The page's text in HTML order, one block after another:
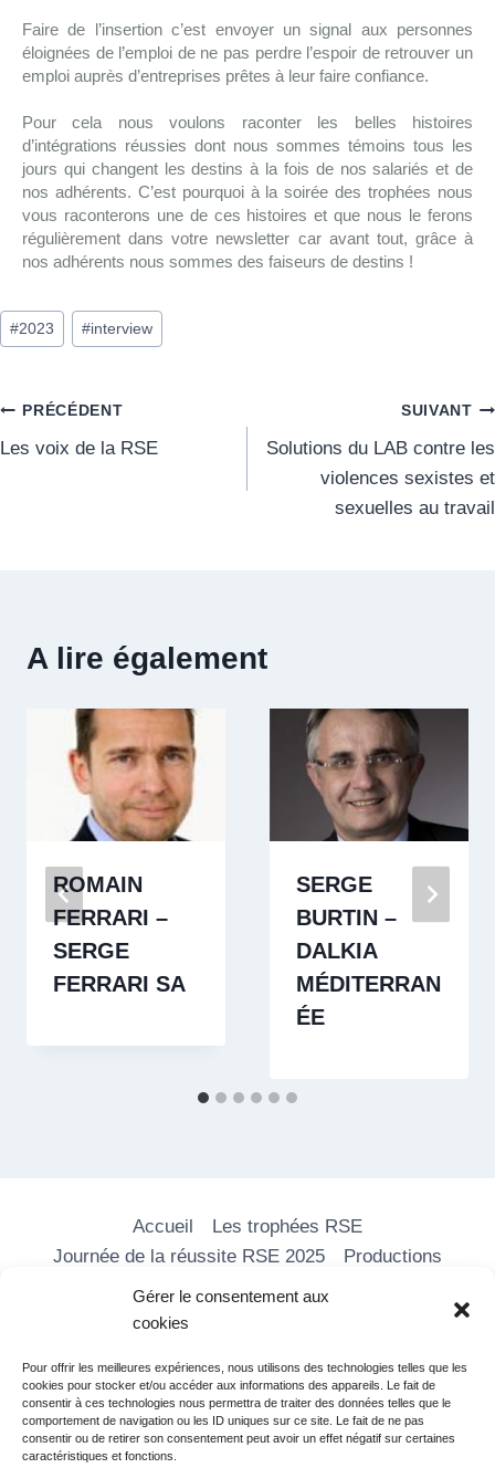
Gérer le consentement aux
cookies
Pour offrir les meilleures expériences, nous utilisons des technologies telles que les
cookies pour stocker et/ou accéder aux informations des appareils. Le fait de
consentir à ces technologies nous permettra de traiter des données telles que le
comportement de navigation ou les ID uniques sur ce site. Le fait de ne pas
consentir ou de retirer son consentement peut avoir un effet négatif sur certaines
caractéristiques et fonctions.
Faire de l’insertion c’est envoyer un signal aux personnes
éloignées de l’emploi de ne pas perdre l’espoir de retrouver un
emploi auprès d’entreprises prêtes à leur faire confiance.
Pour cela nous voulons raconter les belles histoires
d’intégrations réussies dont nous sommes témoins tous les
jours qui changent les destins à la fois de nos salariés et de
nos adhérents. C’est pourquoi à la soirée des trophées nous
vous raconterons une de ces histoires et que nous le ferons
régulièrement dans votre newsletter car avant tout, grâce à
nos adhérents nous sommes des faiseurs de destins !
#2023 #interview
PRÉCÉDENT
Les voix de la RSE
SUIVANT
Solutions du LAB contre les
violences sexistes et
sexuelles au travail
A lire également
ROMAIN
FERRARI –
SERGE
FERRARI SA
SERGE
BURTIN –
DALKIA
MÉDITERRAN
ÉE
Accueil
Les trophées RSE
Journée de la réussite RSE 2025
Productions
Les formations
Nos vidéos
Adhérer